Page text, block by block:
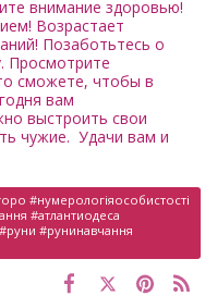
внимание здоровью!
Возрастает
Позаботьтесь о
Просмотрите
сможете, чтобы в
вам
выстроить свои
чужие. Удачи вам и
#нумерологіяособистості
#атлантиодеса
#рунинавчання